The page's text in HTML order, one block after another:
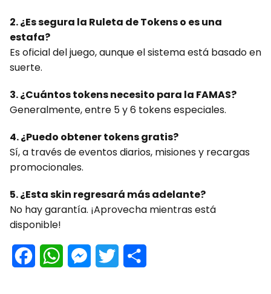
2. ¿Es segura la Ruleta de Tokens o es una
estafa?
Es oficial del juego, aunque el sistema está basado en
suerte.
3. ¿Cuántos tokens necesito para la FAMAS?
Generalmente, entre 5 y 6 tokens especiales.
4. ¿Puedo obtener tokens gratis?
Sí, a través de eventos diarios, misiones y recargas
promocionales.
5. ¿Esta skin regresará más adelante?
No hay garantía. ¡Aprovecha mientras está
disponible!
W